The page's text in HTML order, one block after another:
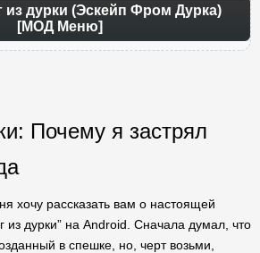
из дурки (Эскейп Фром Дурка)
[МОД Меню]
Почему я застрял
хочу рассказать вам о настоящей
из дурки” на Android. Сначала думал, что
в спешке, но, черт возьми,